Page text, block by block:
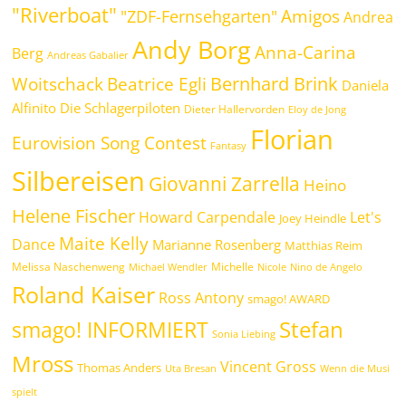
"Riverboat" "ZDF-Fernsehgarten" Amigos Andrea
Berg Andreas Gabalier Andy Borg Anna-Carina
WoitschackBeatrice Egli Bernhard Brink Daniela
Alfinito Die Schlagerpiloten Dieter Hallervorden Eloy de Jong
Eurovision Song Contest Fantasy Florian
Silbereisen Giovanni Zarrella Heino
Helene Fischer Howard Carpendale Joey Heindle Let's
Dance Maite Kelly Marianne Rosenberg Matthias Reim
Melissa Naschenweng Michael Wendler Michelle Nicole Nino de Angelo
Roland Kaiser Ross Antony smago! AWARD
smago! INFORMIERT Sonia Liebing Stefan
Mross Thomas Anders Uta Bresan Vincent Gross Wenn die Musi
spielt